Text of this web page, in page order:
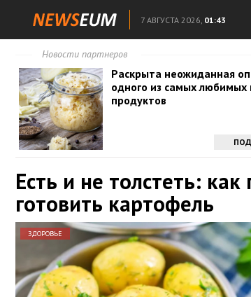
7 АВГУСТА 2026, 01:43
Новости партнеров
Раскрыта неожиданная
одного из самых любимых
продуктов
Есть и не толстеть:
готовить картофель
ЗДОРОВЬЕ